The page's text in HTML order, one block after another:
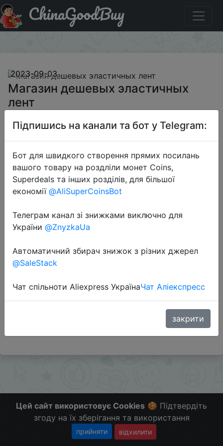
Придбати Магазин дешевых эластичных лент
ChinaGoodBuy
2023-09-03
Магазин дешевых эластичных
лент
$0.21
Sale
Перейти до магазину
#Aliexpress
Поделись с друзьями нашими сервисами -
Цей сайт використовує Cookies 🍪 Підтвердіть
згоду на їх зберігання та використання
прийняти відхилити
Підпишись на канали та бот у Telegram:
Бот для швидкого створення прямих посилань
вашого товару на роздліли монет Coins,
Superdeals та інших розділів, для більшої
економії @AliSuperCoinsBot
Телеграм канал зі знижками виключно для
України @ZnyzkaUa
Автоматичний збирач знижок з різних джерел
@SaleStack
Чат спільноти Aliexpress УкраїнаЧат Аліекспресс
закрити